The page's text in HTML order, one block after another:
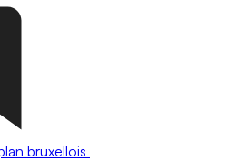
bruxellois